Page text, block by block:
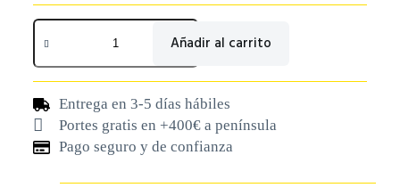
Añadir al carrito
Entrega en 3-5 días hábiles
Portes gratis en +400€ a península
Pago seguro y de confianza